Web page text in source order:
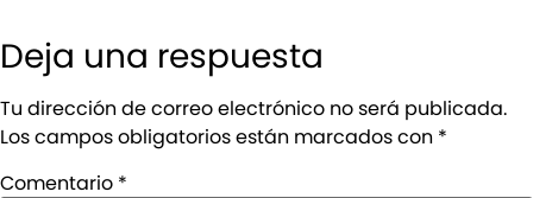
Deja una respuesta
Tu dirección de correo electrónico no será publicada.
Los campos obligatorios están marcados con *
Comentario *